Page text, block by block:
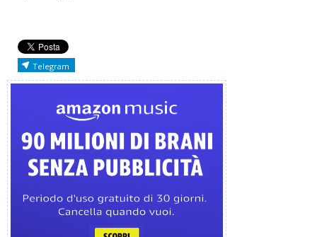
Telegram